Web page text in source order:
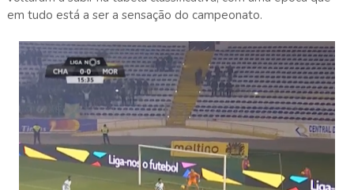
em tudo está a ser a sensação do campeonato.